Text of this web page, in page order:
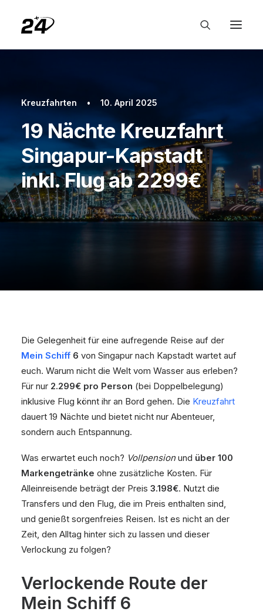
Kreuzfahrten • 10. April 2025
19 Nächte Kreuzfahrt
Singapur-Kapstadt
inkl. Flug ab 2299€
Die Gelegenheit für eine aufregende Reise auf der
Mein Schiff 6 von Singapur nach Kapstadt wartet auf
euch. Warum nicht die Welt vom Wasser aus erleben?
Für nur 2.299€ pro Person (bei Doppelbelegung)
inklusive Flug könnt ihr an Bord gehen. Die Kreuzfahrt
dauert 19 Nächte und bietet nicht nur Abenteuer,
sondern auch Entspannung.
Was erwartet euch noch? Vollpensionund über 100
Markengetränke ohne zusätzliche Kosten. Für
Alleinreisende beträgt der Preis 3.198€. Nutzt die
Transfers und den Flug, die im Preis enthalten sind,
und genießt sorgenfreies Reisen. Ist es nicht an der
Zeit, den Alltag hinter sich zu lassen und dieser
Verlockung zu folgen?
Verlockende Route der
Mein Schiff 6